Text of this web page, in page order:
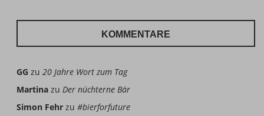
KOMMENTARE
GG zu 20 Jahre Wort zum Tag
Martina zu Der nüchterne Bär
Simon Fehr zu #bierforfuture